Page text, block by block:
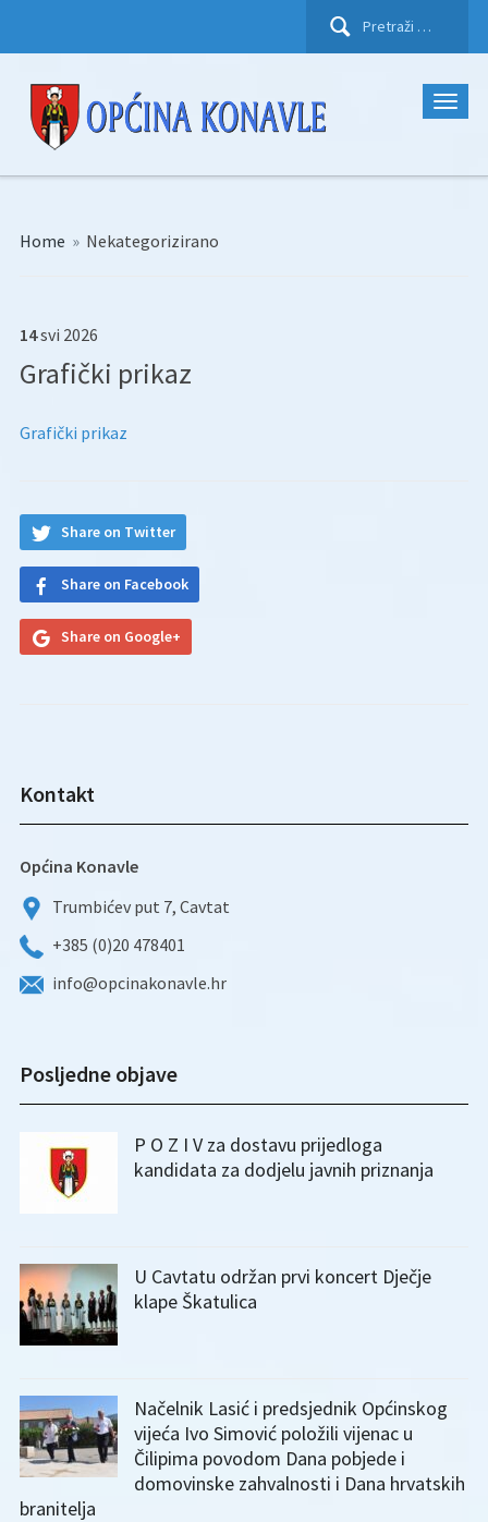
Pretraži:
Home » Nekategorizirano
14svi 2026
Grafički prikaz
Grafički prikaz
Share on Twitter
Share on Facebook
Share on Google+
Kontakt
Općina Konavle
Trumbićev put 7, Cavtat
+385 (0)20 478401
info@opcinakonavle.hr
Posljedne objave
P O Z I V za dostavu prijedloga
kandidata za dodjelu javnih priznanja
U Cavtatu održan prvi koncert Dječje
klape Škatulica
Načelnik Lasić i predsjednik Općinskog
vijeća Ivo Simović položili vijenac u
Čilipima povodom Dana pobjede i
domovinske zahvalnosti i Dana hrvatskih
branitelja